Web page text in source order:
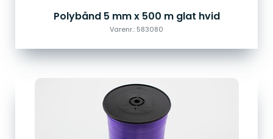
Polybånd 5 mm x 500 m glat hvid
Varenr.: 583080